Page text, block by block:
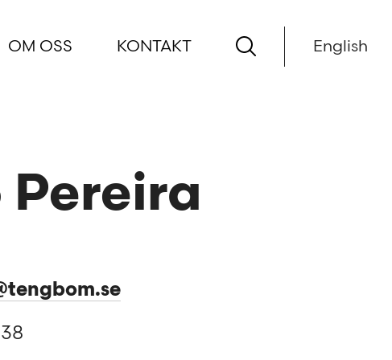
OM OSS KONTAKT English